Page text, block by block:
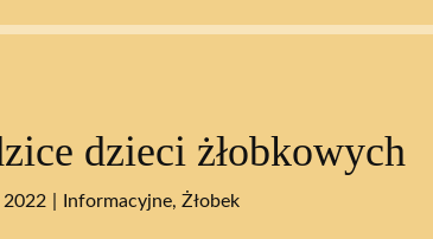
dzieci żłobkowych
2022 Informacyjne, Żłobek